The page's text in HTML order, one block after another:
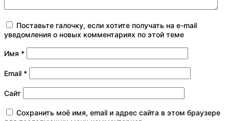
Поставьте галочку, если хотите получать на e-mail
уведомления о новых комментариях по этой теме
Имя *
Email *
Сайт
Сохранить моё имя, email и адрес сайта в этом браузере